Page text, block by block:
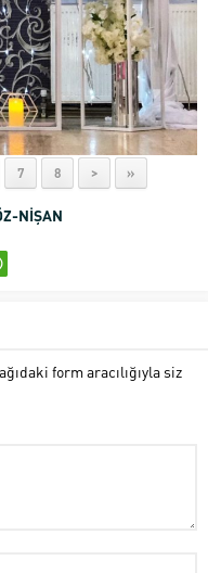
7 8 > »
NİŞAN
form aracılığıyla siz